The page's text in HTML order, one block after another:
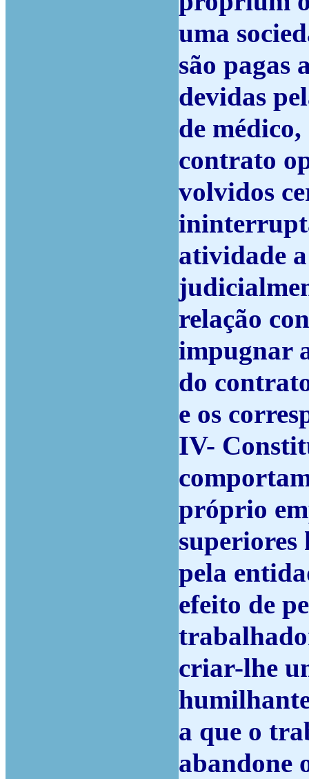
uma
são pagas
devidas
de
contrato
volvidos
atividade
relação
impugnar
do
e os
IV-
próprio
pela
efeito de
criar-lhe
a que o
abandone